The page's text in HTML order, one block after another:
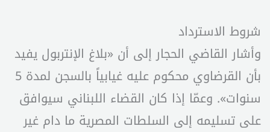
شروط الاسترداد
وأشار القاضي الحجار إلى أن «بلاغ الإنتربول يفيد
بأن القرضاوي محكوم عليه غيابياً بالسجن لمدة 5
سنوات». وعمّا إذا كان القضاء اللبناني سيوافق
على تسليمه إلى السلطات المصرية ما دام غير